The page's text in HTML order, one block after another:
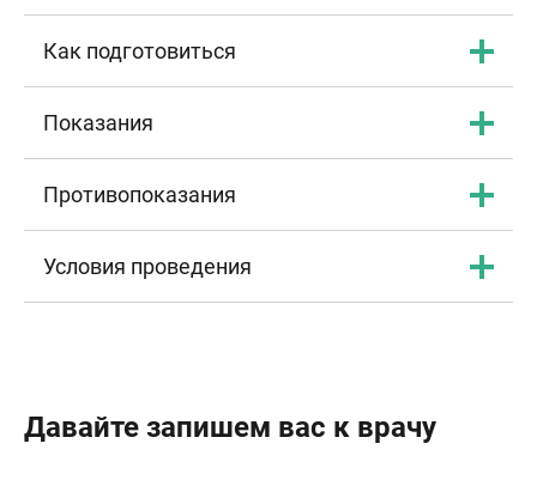
Как подготовиться
Показания
Противопоказания
Условия проведения
Давайте запишем вас к врачу